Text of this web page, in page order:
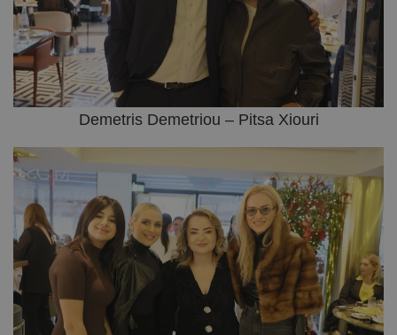
Demetris Demetriou – Pitsa Xiouri